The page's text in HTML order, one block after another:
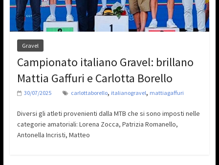
Gravel
Campionato italiano Gravel: brillano
Mattia Gaffuri e Carlotta Borello
30/07/2025 carlottaborello, italianogravel, mattiagaffuri
Diversi gli atleti provenienti dalla MTB che si sono imposti nelle
categorie amatoriali: Lorena Zocca, Patrizia Romanello,
Antonella Incristi, Matteo